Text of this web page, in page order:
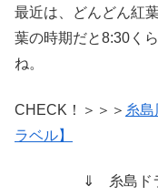
最近は、どんどん紅
葉の時期だと8:30く
ね。
CHECK！＞＞＞ 糸
ラベル】
⇓ 糸島ド